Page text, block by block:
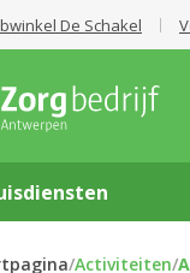
De Schakel
/Activiteiten/